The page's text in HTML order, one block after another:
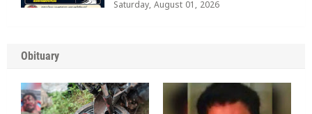
Saturday, August 01, 2026
Obituary